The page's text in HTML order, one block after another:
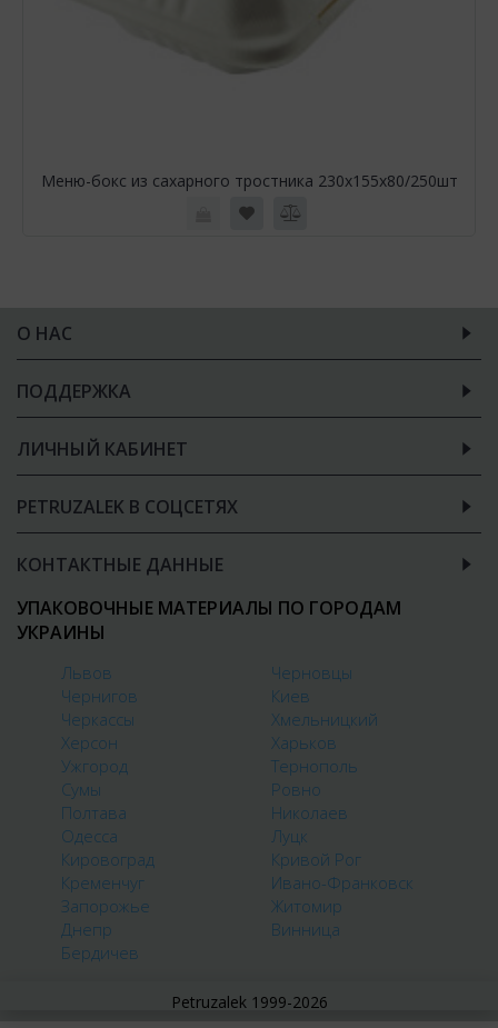
Меню-бокс из сахарного тростника 230х155х80/250шт
О НАС
ПОДДЕРЖКА
ЛИЧНЫЙ КАБИНЕТ
PETRUZALEK В СОЦСЕТЯХ
КОНТАКТНЫЕ ДАННЫЕ
УПАКОВОЧНЫЕ МАТЕРИАЛЫ ПО ГОРОДАМ
УКРАИНЫ
Львов
Черновцы
Чернигов
Киев
Черкассы
Хмельницкий
Херсон
Харьков
Ужгород
Тернополь
Сумы
Ровно
Полтава
Николаев
Одесса
Луцк
Кировоград
Кривой Рог
Кременчуг
Ивано-Франковск
Запорожье
Житомир
Днепр
Винница
Бердичев
Petruzalek 1999-2026